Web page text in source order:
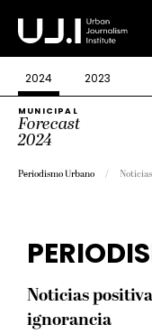
2024 2023
MUNICIPAL
Forecast
2024
Periodismo Urbano
Noticias
ignorancia